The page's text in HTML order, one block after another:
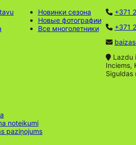
Новинки сезона
Новые фотографии
Все многолетники
+371
+371
Lazdu
Inciems,
Siguldas
noteikumi
paziņojums